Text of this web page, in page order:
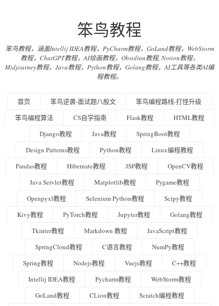
笨鸟教程
笨鸟教程，涵盖Intellij IDEA教程，PyCharm教程，GoLand教程，WebStorm
教程，ChatGPT教程，AI绘画教程，Obsidian教程, Notion教程，
Midjourney教程，Java教程，Python教程，Golang教程，AI工具等各类AI编
程教程。
首页 笨鸟逆袭-面试题八股文
笨鸟编程路线-打怪升级
笨鸟编程算法
CS自学指南 Flask教程
HTML教程
Django教程
Java教程
SpringBoot教程
Design Patterns教程
Python教程
Linux编程教程
Pandas教程
Hibernate教程 JSP教程
OpenCV教程
Java Servlet教程
Matplotlib教程
Pygame教程
Openpyxl教程
Selenium Python教程
Scipy教程
Kivy教程
PyTorch教程 Jupyter教程
Golang教程
Tkinter教程
Markdown 教程
JavaScript教程
SpringCloud教程
C语言教程
NumPy教程
Spring教程
Nodejs教程 Vuejs教程
C++教程
Intellij IDEA教程
Pycharm教程
WebStorm教程
GoLand教程
CLion教程
Scratch编程教程